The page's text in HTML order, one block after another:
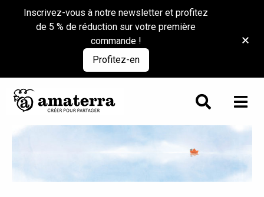
Inscrivez-vous à notre newsletter et profitez
de 5 % de réduction sur votre première
commande !
Profitez-en